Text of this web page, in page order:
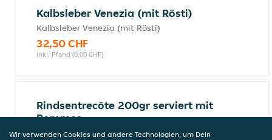
Kalbsleber Venezia (mit Rösti)
Kalbsleber Venezia (mit Rösti)
32,50 CHF
inkl. Pfand (0,00 CHF)
Rindsentrecôte 200gr serviert mit
Pommes
Rindsentrecôte 200gr Serviert mit Pommes
Wir verwenden Cookies und andere Technologien, um Dein